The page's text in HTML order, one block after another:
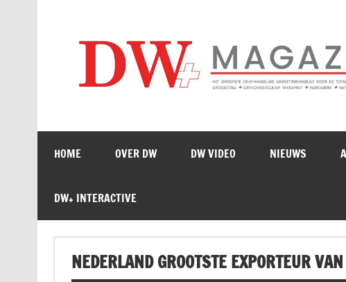
HOME OVER DW DW VIDEO NIEUWS
DW+ INTERACTIVE
NEDERLAND GROOTSTE EXPORTEUR